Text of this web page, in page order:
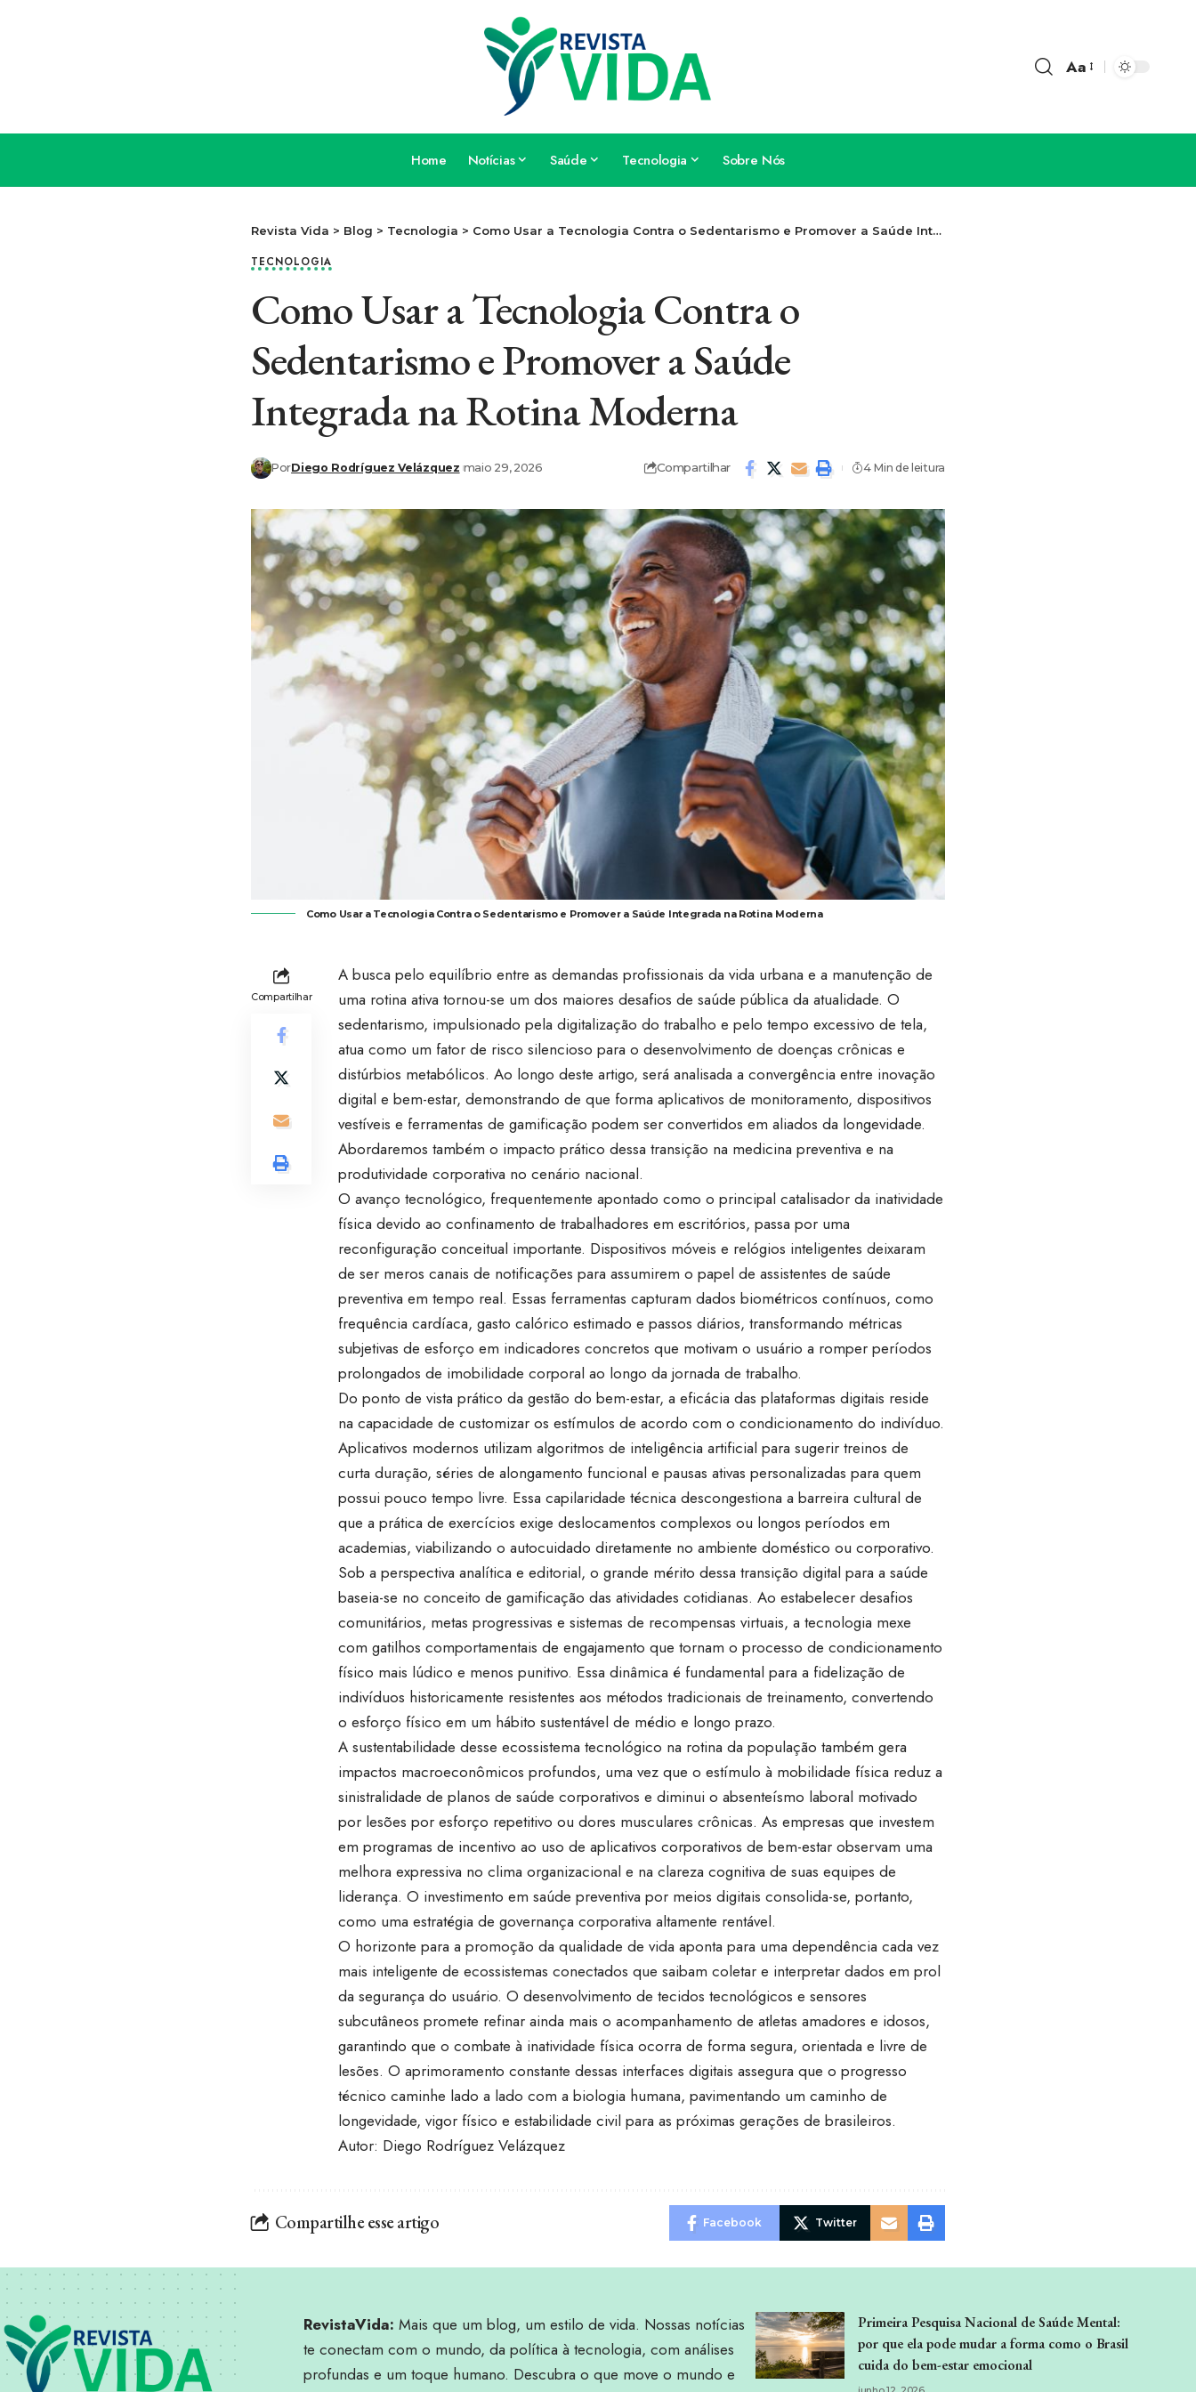
Aa
Home Notícias Saúde Tecnologia Sobre Nós
Revista Vida > Blog > Tecnologia > Como Usar a Tecnologia Contra o Sedentarismo e Promover a Saúde Integrada na Rotina Moderna
TECNOLOGIA
Como Usar a Tecnologia Contra o
Sedentarismo e Promover a Saúde
Integrada na Rotina Moderna
PorDiego Rodríguez Velázquez maio 29, 2026 Compartilhar 4 Min de leitura
Como Usar a Tecnologia Contra o Sedentarismo e Promover a Saúde Integrada na Rotina Moderna
Compartilhar
A busca pelo equilíbrio entre as demandas profissionais da vida urbana e a manutenção de
uma rotina ativa tornou-se um dos maiores desafios de saúde pública da atualidade. O
sedentarismo, impulsionado pela digitalização do trabalho e pelo tempo excessivo de tela,
atua como um fator de risco silencioso para o desenvolvimento de doenças crônicas e
distúrbios metabólicos. Ao longo deste artigo, será analisada a convergência entre inovação
digital e bem-estar, demonstrando de que forma aplicativos de monitoramento, dispositivos
vestíveis e ferramentas de gamificação podem ser convertidos em aliados da longevidade.
Abordaremos também o impacto prático dessa transição na medicina preventiva e na
produtividade corporativa no cenário nacional.
O avanço tecnológico, frequentemente apontado como o principal catalisador da inatividade
física devido ao confinamento de trabalhadores em escritórios, passa por uma
reconfiguração conceitual importante. Dispositivos móveis e relógios inteligentes deixaram
de ser meros canais de notificações para assumirem o papel de assistentes de saúde
preventiva em tempo real. Essas ferramentas capturam dados biométricos contínuos, como
frequência cardíaca, gasto calórico estimado e passos diários, transformando métricas
subjetivas de esforço em indicadores concretos que motivam o usuário a romper períodos
prolongados de imobilidade corporal ao longo da jornada de trabalho.
Do ponto de vista prático da gestão do bem-estar, a eficácia das plataformas digitais reside
na capacidade de customizar os estímulos de acordo com o condicionamento do indivíduo.
Aplicativos modernos utilizam algoritmos de inteligência artificial para sugerir treinos de
curta duração, séries de alongamento funcional e pausas ativas personalizadas para quem
possui pouco tempo livre. Essa capilaridade técnica descongestiona a barreira cultural de
que a prática de exercícios exige deslocamentos complexos ou longos períodos em
academias, viabilizando o autocuidado diretamente no ambiente doméstico ou corporativo.
Sob a perspectiva analítica e editorial, o grande mérito dessa transição digital para a saúde
baseia-se no conceito de gamificação das atividades cotidianas. Ao estabelecer desafios
comunitários, metas progressivas e sistemas de recompensas virtuais, a tecnologia mexe
com gatilhos comportamentais de engajamento que tornam o processo de condicionamento
físico mais lúdico e menos punitivo. Essa dinâmica é fundamental para a fidelização de
indivíduos historicamente resistentes aos métodos tradicionais de treinamento, convertendo
o esforço físico em um hábito sustentável de médio e longo prazo.
A sustentabilidade desse ecossistema tecnológico na rotina da população também gera
impactos macroeconômicos profundos, uma vez que o estímulo à mobilidade física reduz a
sinistralidade de planos de saúde corporativos e diminui o absenteísmo laboral motivado
por lesões por esforço repetitivo ou dores musculares crônicas. As empresas que investem
em programas de incentivo ao uso de aplicativos corporativos de bem-estar observam uma
melhora expressiva no clima organizacional e na clareza cognitiva de suas equipes de
liderança. O investimento em saúde preventiva por meios digitais consolida-se, portanto,
como uma estratégia de governança corporativa altamente rentável.
O horizonte para a promoção da qualidade de vida aponta para uma dependência cada vez
mais inteligente de ecossistemas conectados que saibam coletar e interpretar dados em prol
da segurança do usuário. O desenvolvimento de tecidos tecnológicos e sensores
subcutâneos promete refinar ainda mais o acompanhamento de atletas amadores e idosos,
garantindo que o combate à inatividade física ocorra de forma segura, orientada e livre de
lesões. O aprimoramento constante dessas interfaces digitais assegura que o progresso
técnico caminhe lado a lado com a biologia humana, pavimentando um caminho de
longevidade, vigor físico e estabilidade civil para as próximas gerações de brasileiros.
Autor: Diego Rodríguez Velázquez
Compartilhe esse artigo Facebook Twitter
RevistaVida: Mais que um blog, um estilo de vida. Nossas notícias
te conectam com o mundo, da política à tecnologia, com análises
profundas e um toque humano. Descubra o que move o mundo e
Primeira Pesquisa Nacional de Saúde Mental:
por que ela pode mudar a forma como o Brasil
cuida do bem-estar emocional